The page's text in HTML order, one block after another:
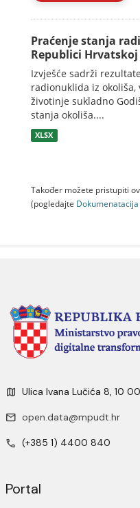
Praćenje stanja
Republici Hrvatskoj
Izvješće sadrži
radionuklida iz okoliša,
životinje sukladno
stanja okoliša....
XLSX
Također možete pristupiti
(pogledajte Dokumenаtаcijа